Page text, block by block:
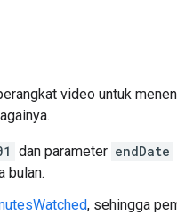
video untuk
dan parameter endDate
bulan.
, sehingga